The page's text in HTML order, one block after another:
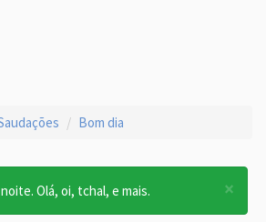
Bom dia
×
Olá, oi, tchal, e mais.